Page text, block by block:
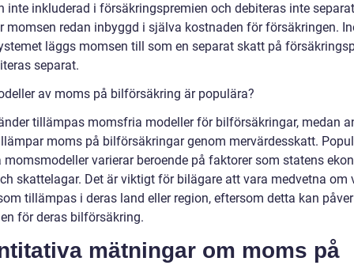
inte inkluderad i försäkringspremien och debiteras inte
momsen redan inbyggd i själva kostnaden för försäkringen.
läggs momsen till som en separat skatt på
separat.
av moms på bilförsäkring är populära?
tillämpas momsfria modeller för bilförsäkringar, medan
moms på bilförsäkringar genom mervärdesskatt.
varierar beroende på faktorer som statens
skattelagar. Det är viktigt för bilägare att vara medvetna om
tillämpas i deras land eller region, eftersom detta kan
för deras bilförsäkring.
mätningar om moms på